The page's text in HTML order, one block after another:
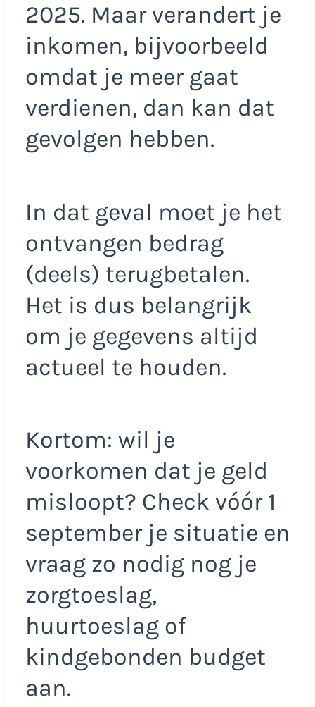
2025. Maar verandert je
inkomen, bijvoorbeeld
omdat je meer gaat
verdienen, dan kan dat
gevolgen hebben.
In dat geval moet je het
ontvangen bedrag
(deels) terugbetalen.
Het is dus belangrijk
om je gegevens altijd
actueel te houden.
Kortom: wil je
voorkomen dat je geld
misloopt? Check vóór 1
september je situatie en
vraag zo nodig nog je
zorgtoeslag,
huurtoeslag of
kindgebonden budget
aan.